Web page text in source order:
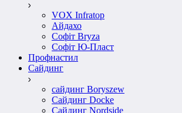
VOX Infratop
Айдахо
Софiт Bryza
Софiт Ю-Пласт
Профнастил
Сайдинг
сайдинг Boryszew
Сайдинг Docke
Сайдинг Nordside